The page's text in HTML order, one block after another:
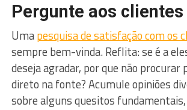
Pergunte aos clientes
Umapesquisa de satisfação com os
sempre bem-vinda. Reflita: se é a
deseja agradar, por que não procurar
direto na fonte? Acumule opiniões
sobre alguns quesitos